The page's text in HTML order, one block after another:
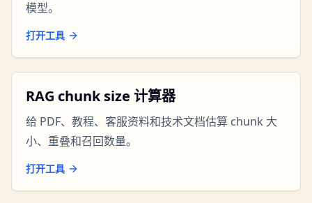
模型。
打开工具
RAG chunk size 计算器
给 PDF、教程、客服资料和技术文档估算 chunk 大
小、重叠和召回数量。
打开工具